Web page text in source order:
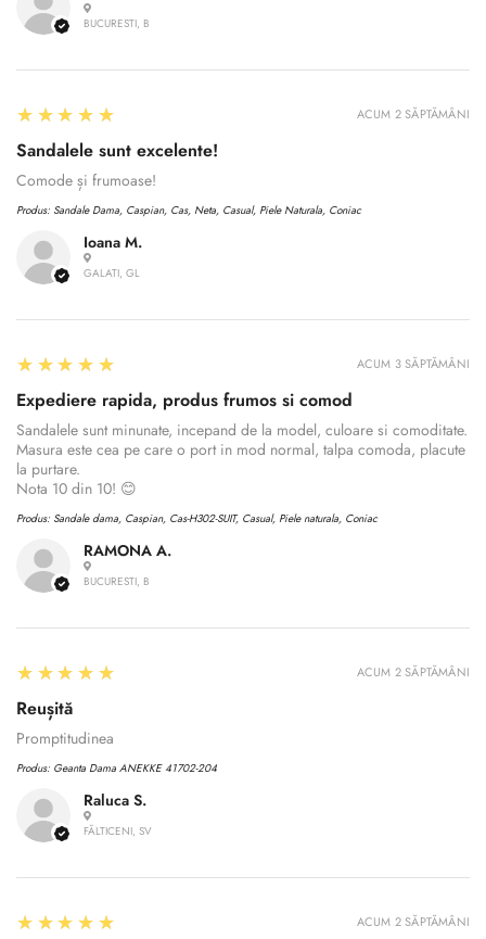
BUCURESTI, B
Ioana M.
GALATI, GL
5
★★★★★
Sandalele sunt excelente!
Comode și frumoase!
Produs: Sandale Dama, Caspian, Cas, Neta, Casual, Piele Naturala, Coniac
ACUM 2 SĂPTĂMÂNI
RAMONA A.
BUCURESTI, B
5
★★★★★
Expediere rapida, produs frumos si comod
Sandalele sunt minunate, incepand de la model, culoare si comoditate.
Masura este cea pe care o port in mod normal, talpa comoda, placute
la purtare.
Nota 10 din 10! 😊
Produs: Sandale dama, Caspian, Cas-H302-SUIT, Casual, Piele naturala, Coniac
ACUM 3 SĂPTĂMÂNI
Raluca S.
FĂLTICENI, SV
5
★★★★★
Reușită
Promptitudinea
Produs: Geanta Dama ANEKKE 41702-204
ACUM 2 SĂPTĂMÂNI
5
★★★★★ ACUM 2 SĂPTĂMÂNI
Confirm your age
Are you 18 years old or older?